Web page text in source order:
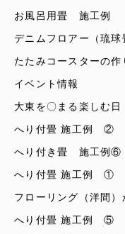
お風呂用畳 施工例
デニムフロアー（琉球
たたみコースターの作
イベント情報
大東を〇まる楽しむ日
へり付畳 施工例 ②
へり付き畳 施工例⑥
へり付畳 施工例 ①
フローリング（洋間）
へり付畳 施工例 ⑤